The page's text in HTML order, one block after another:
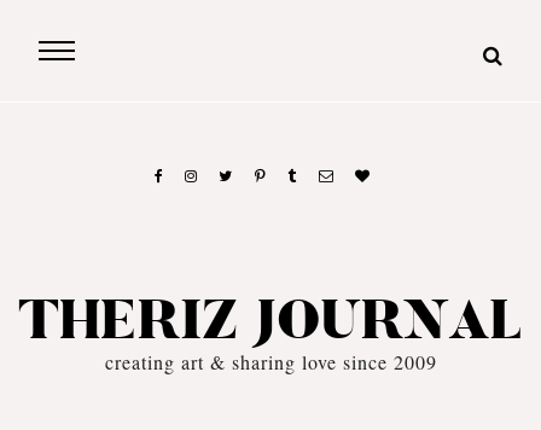
THERIZ JOURNAL
creating art & sharing love since 2009